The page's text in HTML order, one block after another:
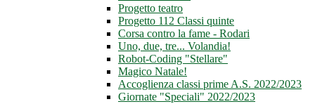
Progetto teatro
Progetto 112 Classi quinte
Corsa contro la fame - Rodari
Uno, due, tre... Volandia!
Robot-Coding "Stellare"
Magico Natale!
Accoglienza classi prime A.S. 2022/2023
Giornate "Speciali" 2022/2023